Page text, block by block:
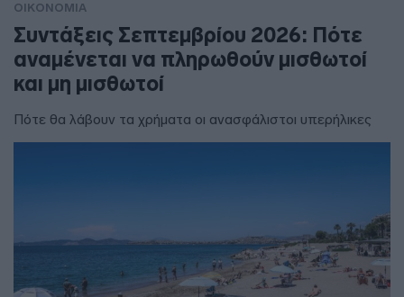
ΟΙΚΟΝΟΜΙΑ
Συντάξεις Σεπτεμβρίου 2026: Πότε
αναμένεται να πληρωθούν μισθωτοί
και μη μισθωτοί
Πότε θα λάβουν τα χρήματα οι ανασφάλιστοι υπερήλικες